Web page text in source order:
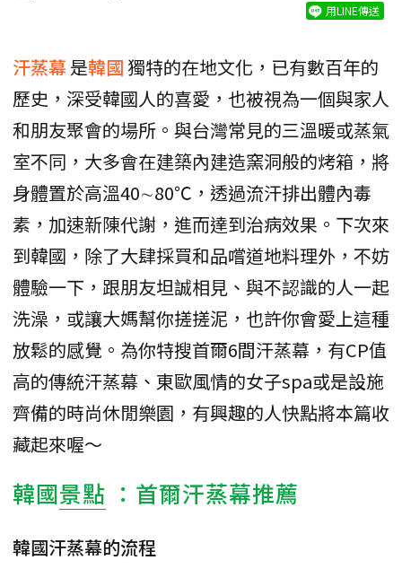
用LINE傳送
汗蒸幕是韓國 獨特的在地文化，已有數百年的
歷史，深受韓國人的喜愛，也被視為一個與家人
和朋友聚會的場所。與台灣常見的三溫暖或蒸氣
室不同，大多會在建築內建造窯洞般的烤箱，將
身體置於高溫40∼80℃，透過流汗排出體內毒
素，加速新陳代謝，進而達到治病效果。下次來
到韓國，除了大肆採買和品嚐道地料理外，不妨
體驗一下，跟朋友坦誠相見、與不認識的人一起
洗澡，或讓大媽幫你搓搓泥，也許你會愛上這種
放鬆的感覺。為你特搜首爾6間汗蒸幕，有CP值
高的傳統汗蒸幕、東歐風情的女子spa或是設施
齊備的時尚休閒樂園，有興趣的人快點將本篇收
藏起來喔～
韓國景點 ：首爾汗蒸幕推薦
韓國汗蒸幕的流程